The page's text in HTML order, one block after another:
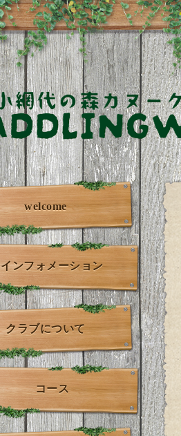
welcome
インフォメーション
クラブについて
コース